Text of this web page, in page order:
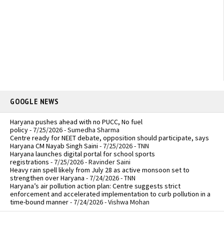
GOOGLE NEWS
Haryana pushes ahead with no PUCC, No fuel
policy- 7/25/2026- Sumedha Sharma
Centre ready for NEET debate, opposition should participate, says
Haryana CM Nayab Singh Saini - 7/25/2026- TNN
Haryana launches digital portal for school sports
registrations - 7/25/2026- Ravinder Saini
Heavy rain spell likely from July 28 as active monsoon set to
strengthen over Haryana - 7/24/2026- TNN
Haryana’s air pollution action plan: Centre suggests strict
enforcement and accelerated implementation to curb pollution in a
time-bound manner- 7/24/2026- Vishwa Mohan